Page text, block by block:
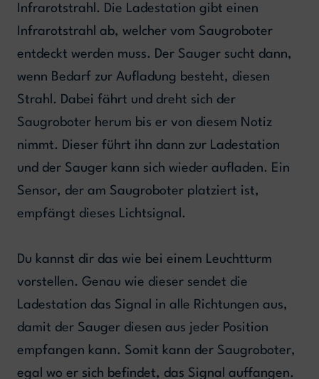
Infrarotstrahl. Die Ladestation gibt einen
Infrarotstrahl ab, welcher vom Saugroboter
entdeckt werden muss. Der Sauger sucht dann,
wenn Bedarf zur Aufladung besteht, diesen
Strahl. Dabei fährt und dreht sich der
Saugroboter herum bis er von diesem Notiz
nimmt. Dieser führt ihn dann zur Ladestation
und der Sauger kann sich wieder aufladen. Ein
Sensor, der am Saugroboter platziert ist,
empfängt dieses Lichtsignal.
Du kannst dir das wie bei einem Leuchtturm
vorstellen. Genau wie dieser sendet die
Ladestation das Signal in alle Richtungen aus,
damit der Sauger diesen aus jeder Position
empfangen kann. Somit kann der Saugroboter,
egal wo er sich befindet, das Signal auffangen.